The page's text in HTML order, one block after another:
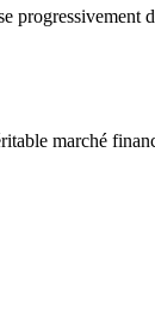
marché